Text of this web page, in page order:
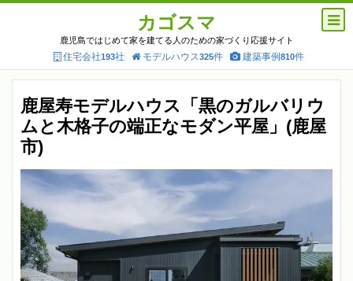
カゴスマ
鹿児島ではじめて家を建てる人のための家づくり応援サイト
住宅会社193社 モデルハウス325件 建築事例810件
鹿屋寿モデルハウス「黒のガルバリウ
ムと木格子の端正なモダン平屋」(鹿屋
市)